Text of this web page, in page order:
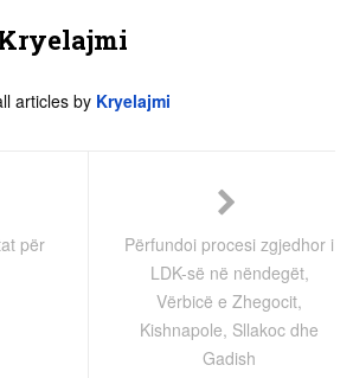
articles by Kryelajmi
për
Përfundoi procesi zgjedhor i
LDK-së në nëndegët,
Vërbicë e Zhegocit,
Kishnapole, Sllakoc dhe
Gadish